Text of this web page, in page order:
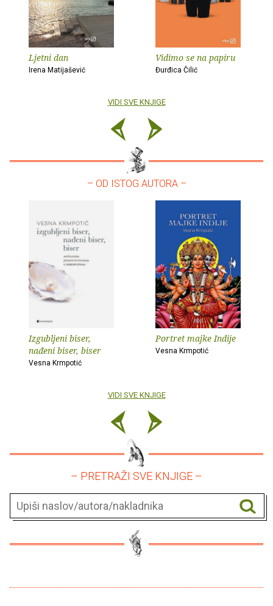
Ljetni dan
Irena Matijašević
Vidimo se na papiru
Đurđica Čilić
VIDI SVE KNJIGE
– OD ISTOG AUTORA –
Izgubljeni biser,
nađeni biser, biser
Vesna Krmpotić
Portret majke Indije
Vesna Krmpotić
VIDI SVE KNJIGE
– PRETRAŽI SVE KNJIGE –